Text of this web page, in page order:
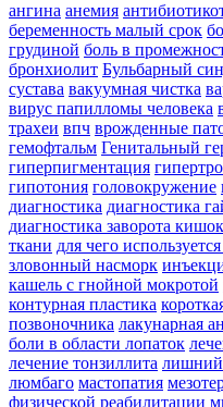
ангина анемия
беременность малый срок
грудиной боль в
бронхиолит Бульбарный
сустава вакуумная чистка
вирус папилломы человека
трахеи впч врожденные
гемофтальм Генитальный
гиперпигментация
гипотония головокружение
диагностика диагностика
диагностика заворота кишок
ткани для чего
зловонный насморк
кашель с гнойной мокротой
контурная пластика
позвоночника лакунарная
боли в области лопаток
лечение тонзиллита лишний
люмбаго мастопатия
физической реабилитации